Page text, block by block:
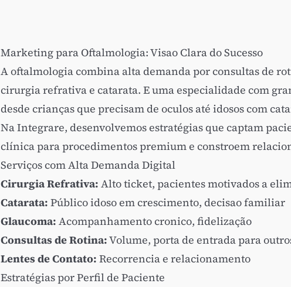
Marketing para Oftalmologia: Visao Clara do Sucesso
A oftalmologia combina alta demanda por consultas de
cirurgia refrativa e catarata. E uma especialidade com
desde crianças que precisam de oculos até idosos com
Na Integrare, desenvolvemos estratégias que captam
clínica para procedimentos premium e constroem
Serviços com Alta Demanda Digital
Cirurgia Refrativa: Alto ticket, pacientes motivados a
Catarata: Público idoso em crescimento, decisao familiar
Glaucoma: Acompanhamento cronico, fidelização
Consultas de Rotina:Volume, porta de entrada para
Lentes de Contato: Recorrencia e relacionamento
Estratégias por Perfil de Paciente